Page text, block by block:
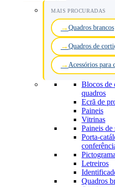
MAIS PROCURADAS
Quadros brancos
Quadros de
Acessórios para
Blocos de
quadros
Ecrã de
Paineis
Vitrinas
Paineis de
Porta-
Letreiros
Quadros